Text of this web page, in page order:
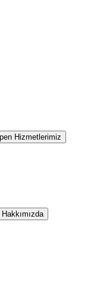
Hizmetlerimiz